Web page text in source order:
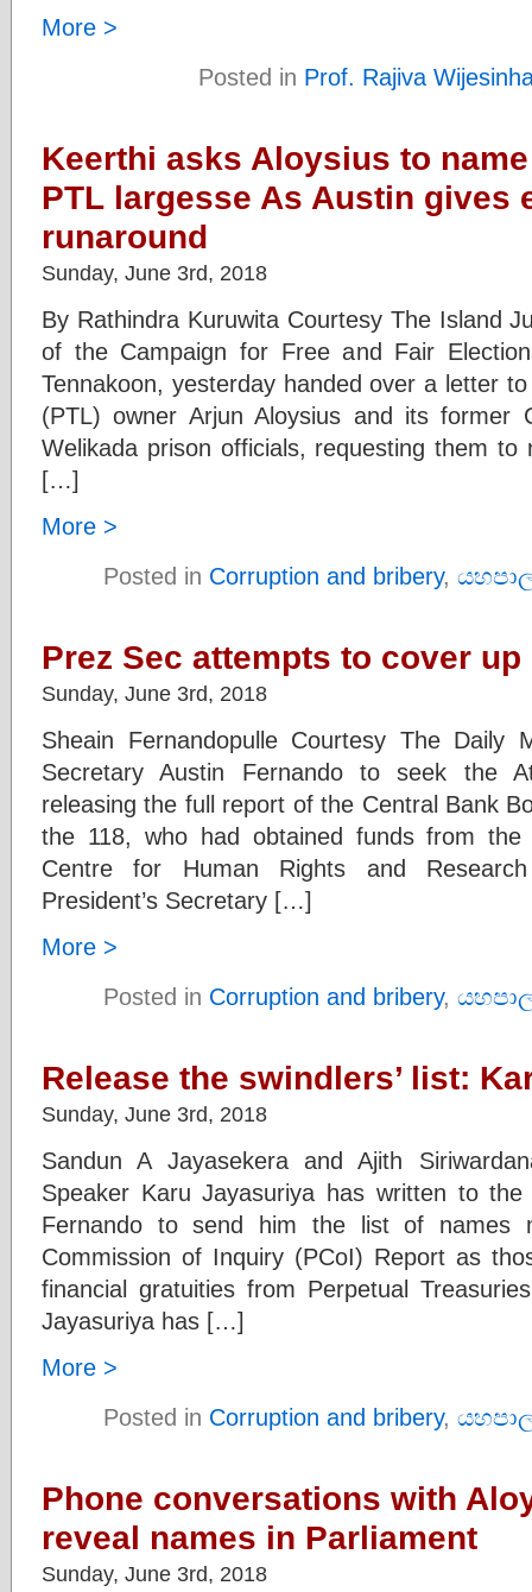
More >
Posted in Prof. Rajiva
Keerthi asks Aloysius to
PTL largesse As Austin gives
runaround
Sunday, June 3rd, 2018
By Rathindra Kuruwita Courtesy The Island
of the Campaign for Free and Fair
Tennakoon, yesterday handed over a letter
(PTL) owner Arjun Aloysius and its former
Welikada prison officials, requesting them
[…]
More >
Posted in Corruption and bribery,
Prez Sec attempts to cover up
Sunday, June 3rd, 2018
Sheain Fernandopulle Courtesy The Daily
Secretary Austin Fernando to seek the
releasing the full report of the Central Bank
the 118, who had obtained funds from the
Centre for Human Rights and
President’s Secretary […]
More >
Posted in Corruption and bribery,
Release the swindlers’ list:
Sunday, June 3rd, 2018
Sandun A Jayasekera and Ajith
Speaker Karu Jayasuriya has written to
Fernando to send him the list of names
Commission of Inquiry (PCoI) Report as
financial gratuities from Perpetual
Jayasuriya has […]
More >
Posted in Corruption and bribery,
Phone conversations with
reveal names in Parliament
Sunday, June 3rd, 2018